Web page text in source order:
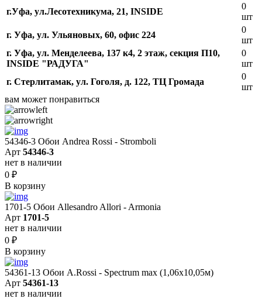
г.Уфа, ​ул.Лесотехникума, 21, INSIDE
0
шт
г. Уфа, ул. Ульяновых, 60, офис 224
0
шт
г. Уфа, ул. Менделеева, 137 к4, ​2 этаж, секция П10,
INSIDE "РАДУГА"
0
шт
г. Стерлитамак, ул. Гоголя, д. 122, ТЦ Громада
0
шт
вам может понравиться
54346-3 Обои Andrea Rossi - Stromboli
Арт 54346-3
нет в наличии
0 ₽
В корзину
1701-5 Обои Allesandro Allori - Armonia
Арт 1701-5
нет в наличии
0 ₽
В корзину
54361-13 Обои A.Rossi - Spectrum max (1,06x10,05м)
Арт 54361-13
нет в наличии